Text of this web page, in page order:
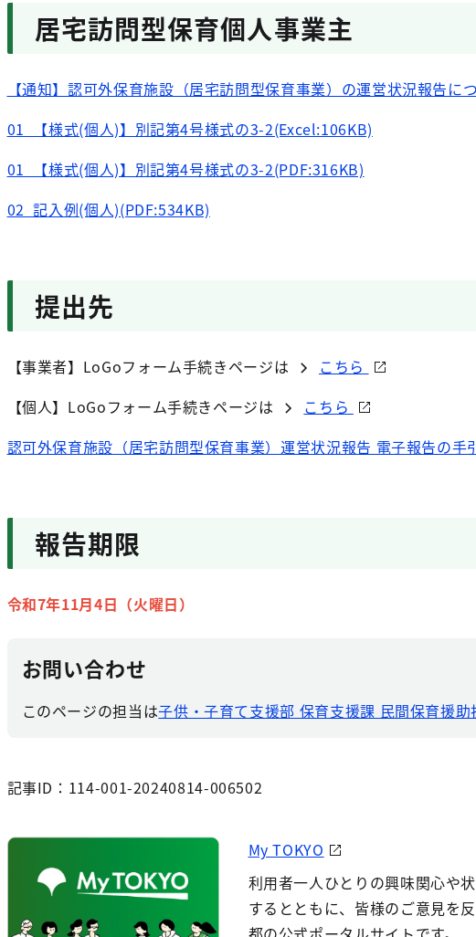
居宅訪問型保育個人事業主
【通知】認可外保育施設（居宅訪問型保育事業）の運営状況報告に
01_【様式(個人)】別記第4号様式の3-2(Excel:106KB)
01_【様式(個人)】別記第4号様式の3-2(PDF:316KB)
02_記入例(個人)(PDF:534KB)
提出先
【事業者】LoGoフォーム手続きページは
こちら
【個人】LoGoフォーム手続きページは
こちら
認可外保育施設（居宅訪問型保育事業）運営状況報告 電子報告の手
報告期限
令和7年11月4日（火曜日）
お問い合わせ
このページの担当は子供・子育て支援部 保育支援課 民間保育援助
記事ID：114-001-20240814-006502
My TOKYO
利用者一人ひとりの興味関心や
するとともに、皆様のご意見を